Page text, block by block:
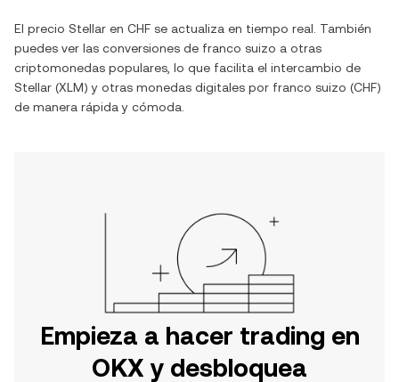
El precio Stellar en CHF se actualiza en tiempo real. También
puedes ver las conversiones de franco suizo a otras
criptomonedas populares, lo que facilita el intercambio de
Stellar (XLM) y otras monedas digitales por franco suizo (CHF)
de manera rápida y cómoda.
Empieza a hacer trading en
OKX y desbloquea